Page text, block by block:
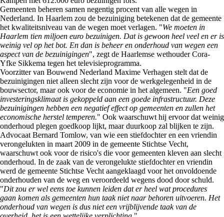
Gemeenten beheren samen negentig procent van alle wegen in
Nederland. In Haarlem zou de bezuiniging betekenen dat de gemeente
het kwaliteitsniveau van de wegen moet verlagen. "We moeten in
Haarlem tien miljoen euro bezuinigen. Dat is gewoon heel veel en er is
weinig vel op het bot. En dan is beheer en onderhoud van wegen een
aspect van de bezuinigingen", zegt de Haarlemse wethouder Cora-
Yfke Sikkema tegen het televisieprogramma.
Voorzitter van Bouwend Nederland Maxime Verhagen stelt dat de
bezuinigingen niet alleen slecht zijn voor de werkgelegenheid in de
bouwsector, maar ook voor de economie in het algemeen. "Een goed
investeringsklimaat is gekoppeld aan een goede infrastructuur. Deze
bezuinigingen hebben een negatief effect op gemeenten en zullen het
economische herstel temperen." Ook waarschuwt hij ervoor dat weinig
onderhoud plegen goedkoop lijkt, maar duurkoop zal blijken te zijn.
Advocaat Bernard Tomlow, van wie een stiefdochter en een vriendin
verongelukten in maart 2009 in de gemeente Stichtse Vecht,
waarschuwt ook voor de risico's die voor gemeenten kleven aan slecht
onderhoud. In de zaak van de verongelukte stiefdochter en vriendin
werd de gemeente Stichtse Vecht aangeklaagd voor het onvoldoende
onderhouden van de weg en veroordeeld wegens dood door schuld.
"Dit zou er wel eens toe kunnen leiden dat er heel wat procedures
gaan komen als gemeenten hun taak niet naar behoren uitvoeren. Het
onderhoud van wegen is dus niet een vrijblijvende taak van de